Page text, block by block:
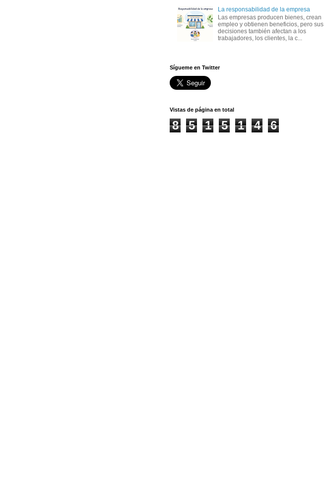
La responsabilidad de la empresa
Las empresas producen bienes, crean
empleo y obtienen beneficios, pero sus
decisiones también afectan a los
trabajadores, los clientes, la c...
Sígueme en Twitter
Vistas de página en total
8 5 1 5 1 4 6